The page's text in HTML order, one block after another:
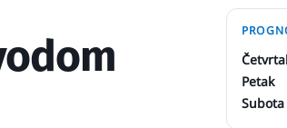
Petak
Subota